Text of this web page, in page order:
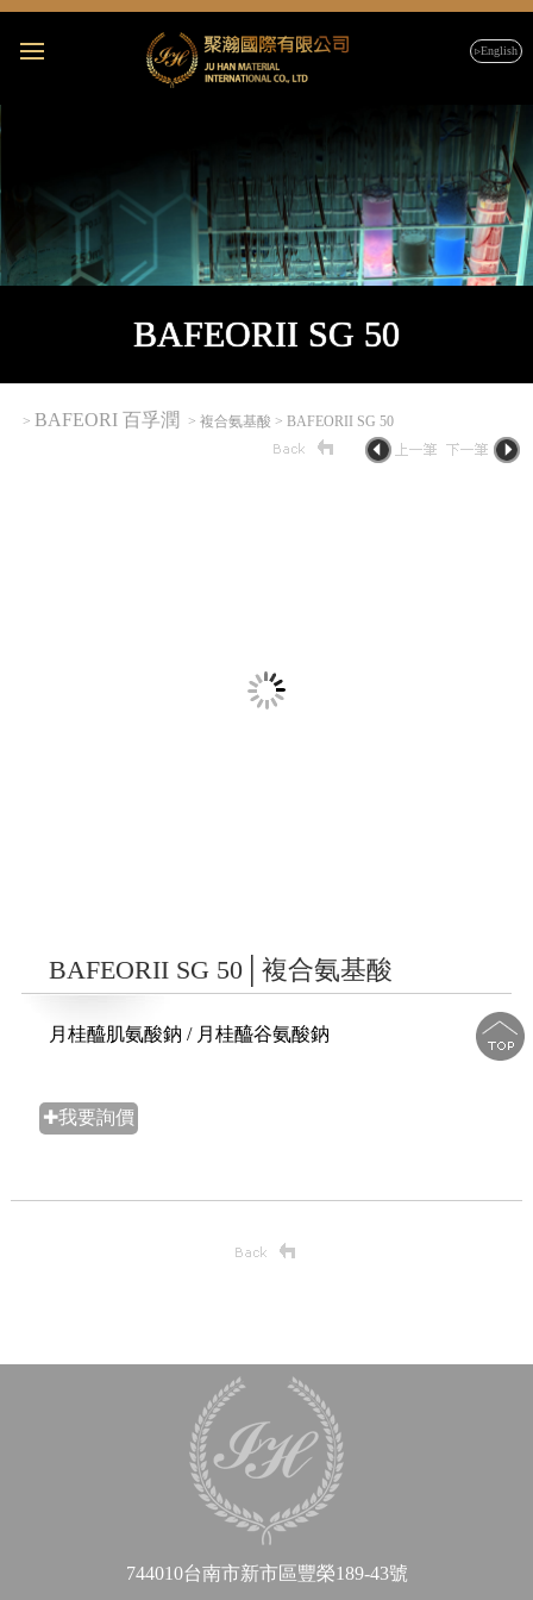
▹English
BAFEORII SG 50
> BAFEORI 百孚潤 > 複合氨基酸 > BAFEORII SG 50
BAFEORII SG 50│複合氨基酸
月桂醯肌氨酸鈉 / 月桂醯谷氨酸鈉
✚我要詢價
744010台南市新市區豐榮189-43號